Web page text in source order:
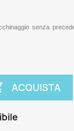
senza
ACQUISTA